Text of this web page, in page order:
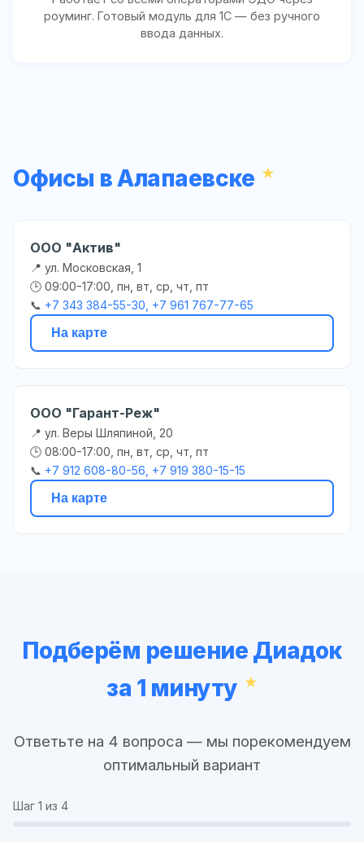
роуминг. Готовый модуль для 1С — без ручного
ввода данных.
Офисы в Алапаевске
ООО "Актив"
📍 ул. Московская, 1
🕒 09:00-17:00, пн, вт, ср, чт, пт
📞 +7 343 384-55-30, +7 961 767-77-65
На карте
ООО "Гарант-Реж"
📍 ул. Веры Шляпиной, 20
🕒 08:00-17:00, пн, вт, ср, чт, пт
📞 +7 912 608-80-56, +7 919 380-15-15
На карте
Подберём решение Диадок
за 1 минуту
Ответьте на 4 вопроса — мы порекомендуем
оптимальный вариант
Шаг 1 из 4